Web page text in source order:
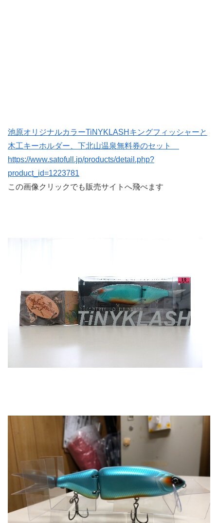
池原オリジナルカラーTiNYKLASHキングフィッシャーと
木工キーホルダー、下北山温泉無料券のセット
https://www.satofull.jp/products/detail.php?
product_id=1223781
この画像クリックでも販売サイトへ飛べます